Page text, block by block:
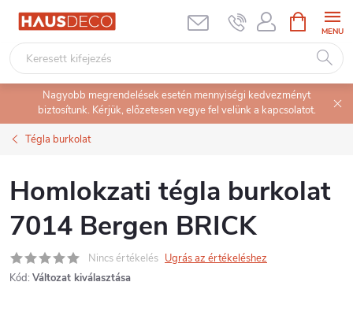
Ugrás
tartalomhoz
KOSÁR
Nagyobb megrendelések esetén mennyiségi kedvezményt
biztosítunk. Kérjük, előzetesen vegye fel velünk a kapcsolatot.
Tégla burkolat
Homlokzati tégla burkolat
7014 Bergen BRICK
Nincs értékelés Ugrás az értékeléshez
Kód: Változat kiválasztása